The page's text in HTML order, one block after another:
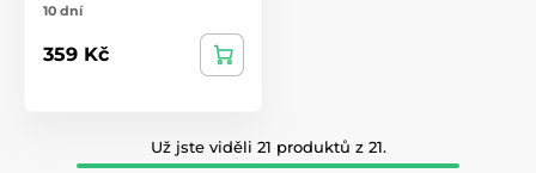
10 dní
359 Kč
Už jste viděli 21 produktů z 21.